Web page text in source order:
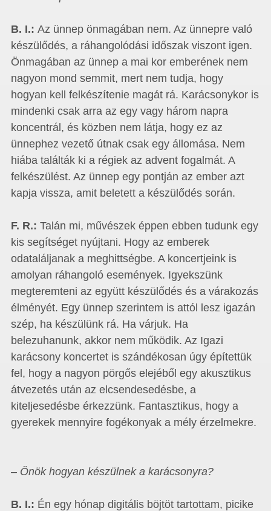
B. I.: Az ünnep önmagában nem. Az ünnepre való
készülődés, a ráhangolódási időszak viszont igen.
Önmagában az ünnep a mai kor emberének nem
nagyon mond semmit, mert nem tudja, hogy
hogyan kell felkészítenie magát rá. Karácsonykor is
mindenki csak arra az egy vagy három napra
koncentrál, és közben nem látja, hogy ez az
ünnephez vezető útnak csak egy állomása. Nem
hiába találták ki a régiek az advent fogalmát. A
felkészülést. Az ünnep egy pontján az ember azt
kapja vissza, amit beletett a készülődés során.
F. R.: Talán mi, művészek éppen ebben tudunk egy
kis segítséget nyújtani. Hogy az emberek
odataláljanak a meghittségbe. A koncertjeink is
amolyan ráhangoló események. Igyekszünk
megteremteni az együtt készülődés és a várakozás
élményét. Egy ünnep szerintem is attól lesz igazán
szép, ha készülünk rá. Ha várjuk. Ha
belezuhanunk, akkor nem működik. Az Igazi
karácsony koncertet is szándékosan úgy építettük
fel, hogy a nagyon pörgős elejéből egy akusztikus
átvezetés után az elcsendesedésbe, a
kiteljesedésbe érkezzünk. Fantasztikus, hogy a
gyerekek mennyire fogékonyak a mély érzelmekre.
– Önök hogyan készülnek a karácsonyra?
B. I.: Én egy hónap digitális böjtöt tartottam, picike